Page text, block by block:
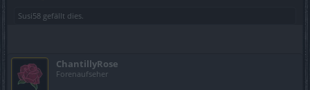
Susi58 gefällt dies.
ChantillyRose
Forenaufseher